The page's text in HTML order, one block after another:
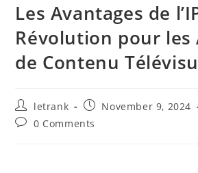
Les Avantages de
Révolution pour les
de Contenu
Post
author:
letrank
Post
published:
November 9, 2024
Post0 Comments